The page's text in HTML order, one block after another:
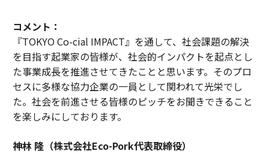
コメント：
『TOKYO Co-cial IMPACT』を通して、社会課題の解決
を目指す起業家の皆様が、社会的インパクトを起点とし
た事業成長を推進させてきたことと思います。そのプロ
セスに多様な協力企業の一員として関われて光栄でし
た。社会を前進させる皆様のピッチをお聞きできること
を楽しみにしております。
神林 隆（株式会社Eco-Pork代表取締役）